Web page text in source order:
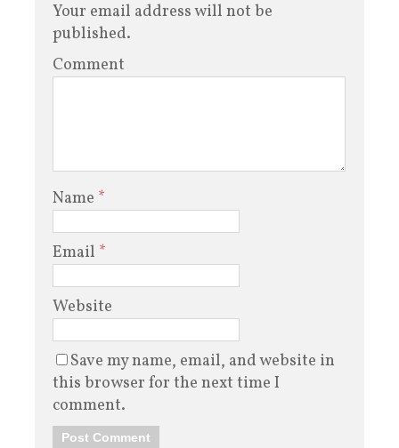
Your email address will not be
published.
Comment
Name *
Email *
Website
Save my name, email, and website in
this browser for the next time I
comment.